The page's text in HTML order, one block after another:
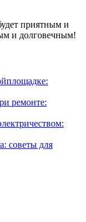
приятным и
и долговечным!
ремонте:
советы для